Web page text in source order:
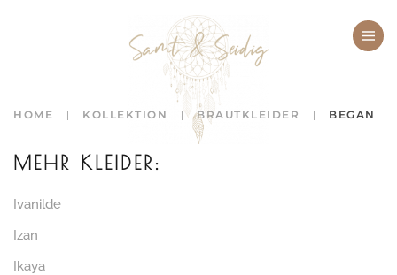
Zum Hauptinhalt springen
HOME KOLLEKTION BRAUTKLEIDER BEGAN
MEHR KLEIDER:
Ivanilde
Izan
Ikaya